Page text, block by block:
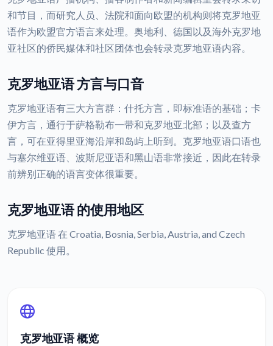
和节目，而研究人员、法院和面向欧盟的机构则将克罗地亚
语作为欧盟官方语言来处理。奥地利、德国以及海外克罗地
亚社区的侨民媒体和社区团体也会转录克罗地亚语内容。
克罗地亚语 方言与口音
克罗地亚语有三大方言群：什托方言，即标准语的基础；卡
伊方言，通行于萨格勒布一带和克罗地亚北部；以及查方
言，可在亚得里亚海沿岸和岛屿上听到。克罗地亚语口语也
与塞尔维亚语、波斯尼亚语和黑山语非常接近，因此在转录
前辨别正确的语言变体很重要。
克罗地亚语 的使用地区
克罗地亚语 在 Croatia, Bosnia, Serbia, Austria, and Czech
Republic 使用。
克罗地亚语 概览